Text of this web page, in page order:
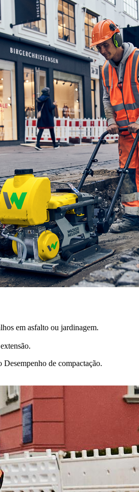
em asfalto ou jardinagem.
Desempenho de compactação.